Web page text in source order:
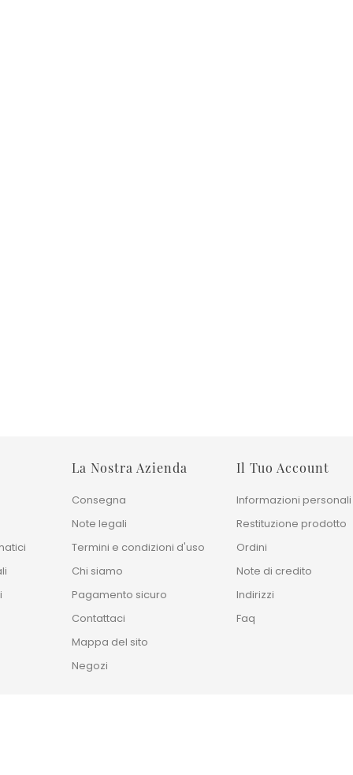
La Nostra Azienda
Consegna
Note legali
Termini e condizioni d'uso
Chi siamo
Pagamento sicuro
Contattaci
Mappa del sito
Negozi
Il Tuo Account
Informazioni personali
Restituzione prodotto
Ordini
Note di credito
Indirizzi
Faq